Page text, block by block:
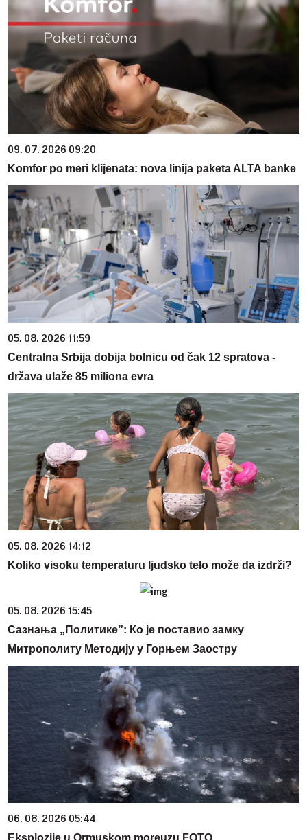
09. 07. 2026 09:20
Komfor po meri klijenata: nova linija paketa ALTA banke
05. 08. 2026 11:59
Centralna Srbija dobija bolnicu od čak 12 spratova -
država ulaže 85 miliona evra
05. 08. 2026 14:12
Koliko visoku temperaturu ljudsko telo može da izdrži?
05. 08. 2026 15:45
Сазнања „Политике”: Ко је поставио замку
Митрополиту Методију у Горњем Заостру
06. 08. 2026 05:44
Eksplozije u Ormuskom moreuzu FOTO